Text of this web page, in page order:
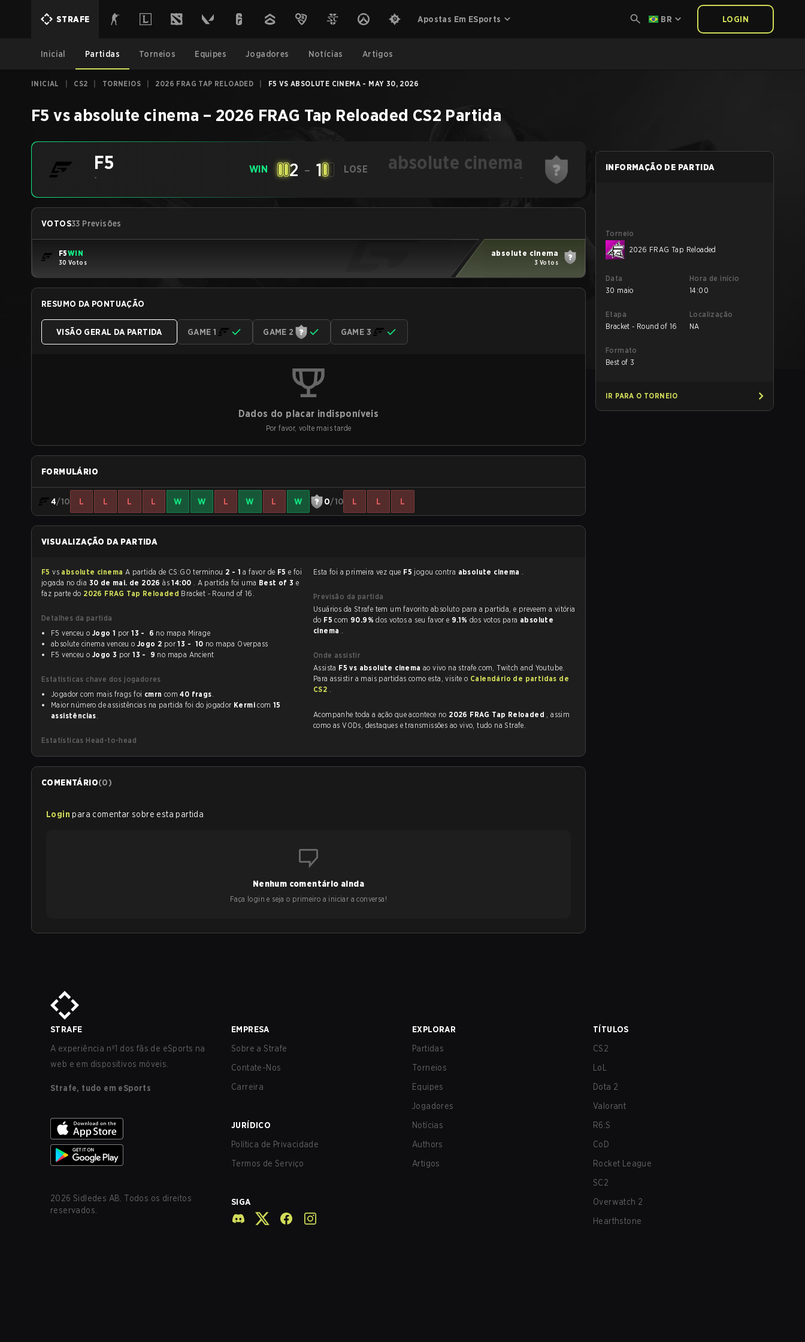
STRAFE Apostas Em ESports BR LOGIN
Inicial Partidas Torneios Equipes Jogadores Notícias Artigos
INICIAL CS2 TORNEIOS 2026 FRAG TAP RELOADED F5 VS ABSOLUTE CINEMA - MAY 30, 2026
F5 vs absolute cinema – 2026 FRAG Tap Reloaded CS2 Partida
F5
-
WIN 2 - 1 LOSE absolute cinema
-
VOTOS33 Previsões
F5WIN
30 Votos
absolute cinema
3 Votos
RESUMO DA PONTUAÇÃO
VISÃO GERAL DA PARTIDA GAME 1 GAME 2 GAME 3
Dados do placar indisponíveis
Por favor, volte mais tarde
FORMULÁRIO
4/10 L L L L W W L W L W 0/10 L L L
VISUALIZAÇÃO DA PARTIDA
F5vs absolute cinema A partida de CS:GO terminou 2 - 1 a favor de F5 e foi
jogada no dia 30 de mai. de 2026às14:00 . A partida foi uma Best of 3 e
faz parte do 2026 FRAG Tap Reloaded Bracket - Round of 16.
Detalhes da partida
F5 venceu o Jogo 1 por 13 - 6 no mapa Mirage
absolute cinema venceu o Jogo 2 por 13 - 10 no mapa Overpass
F5 venceu o Jogo 3 por 13 - 9 no mapa Ancient
Estatísticas chave dos jogadores
Jogador com mais frags foi cmrn com40 frags.
Maior número de assistências na partida foi do jogador Kermi com 15
assistências.
Estatísticas Head-to-head
Esta foi a primeira vez que F5 jogou contra absolute cinema .
Previsão da partida
Usuários da Strafe tem um favorito absoluto para a partida, e preveem a vitória
do F5com 90.9%dos votos a seu favor e 9.1% dos votos para absolute
cinema .
Onde assistir
Assista F5 vs absolute cinema ao vivo na strafe.com, Twitch and Youtube.
Para assistir a mais partidas como esta, visite o Calendário de partidas de
CS2 .
Acompanhe toda a ação que acontece no 2026 FRAG Tap Reloaded , assim
como as VODs, destaques e transmissões ao vivo, tudo na Strafe.
COMENTÁRIO(0)
Login para comentar sobre esta partida
Nenhum comentário ainda
Faça login e seja o primeiro a iniciar a conversa!
INFORMAÇÃO DE PARTIDA
Torneio
2026 FRAG Tap Reloaded
Data
30 maio
Hora de início
14:00
Etapa
Bracket - Round of 16
Localização
NA
Formato
Best of 3
IR PARA O TORNEIO
STRAFE
A experiência nº1 dos fãs de eSports na
web e em dispositivos móveis.
Strafe, tudo em eSports
2026 Sidledes AB. Todos os direitos
reservados.
EMPRESA
Sobre a Strafe
Contate-Nos
Carreira
JURÍDICO
Política de Privacidade
Termos de Serviço
SIGA
EXPLORAR
Partidas
Torneios
Equipes
Jogadores
Notícias
Authors
Artigos
TÍTULOS
CS2
LoL
Dota 2
Valorant
R6:S
CoD
Rocket League
SC2
Overwatch 2
Hearthstone